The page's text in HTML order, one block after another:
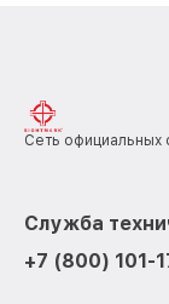
Сеть официальных
Служба
+7 (800) 101-